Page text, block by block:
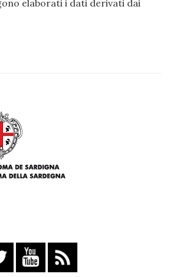
elaborati i dati derivati dai